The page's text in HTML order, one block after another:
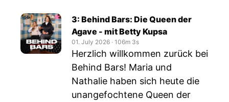
3: Behind Bars: Die Queen der
Agave - mit Betty Kupsa
01. July 2026 ‧ 106m 3s
Herzlich willkommen zurück bei
Behind Bars! Maria und
Nathalie haben sich heute die
unangefochtene Queen der